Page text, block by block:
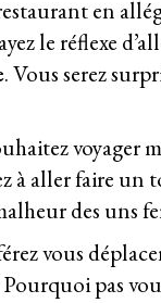
en
le réflexe
. Vous serez
voyager
à aller faire un
des uns
vous
pas